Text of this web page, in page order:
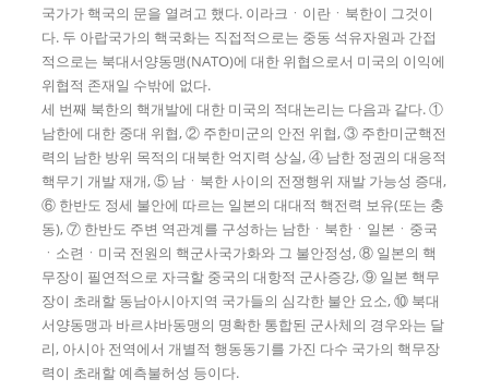
국가가 핵국의 문을 열려고 했다. 이라크ㆍ이란ㆍ북한이 그것이
다. 두 아랍국가의 핵국화는 직접적으로는 중동 석유자원과 간접
적으로는 북대서양동맹(NATO)에 대한 위협으로서 미국의 이익에
위협적 존재일 수밖에 없다.
세 번째 북한의 핵개발에 대한 미국의 적대논리는 다음과 같다. ①
남한에 대한 중대 위협, ② 주한미군의 안전 위협, ③ 주한미군핵전
력의 남한 방위 목적의 대북한 억지력 상실, ④ 남한 정권의 대응적
핵무기 개발 재개, ⑤ 남ㆍ북한 사이의 전쟁행위 재발 가능성 증대,
⑥ 한반도 정세 불안에 따르는 일본의 대대적 핵전력 보유(또는 충
동), ⑦ 한반도 주변 역관계를 구성하는 남한ㆍ북한ㆍ일본ㆍ중국
ㆍ소련ㆍ미국 전원의 핵군사국가화와 그 불안정성, ⑧ 일본의 핵
무장이 필연적으로 자극할 중국의 대항적 군사증강, ⑨ 일본 핵무
장이 초래할 동남아시아지역 국가들의 심각한 불안 요소, ⑩ 북대
서양동맹과 바르샤바동맹의 명확한 통합된 군사체의 경우와는 달
리, 아시아 전역에서 개별적 행동동기를 가진 다수 국가의 핵무장
력이 초래할 예측불허성 등이다.